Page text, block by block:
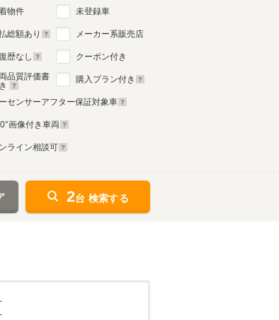
物件
総額あり
歴なし
品質評価書
未登録車
メーカー系販売店
クーポン付き
購入プラン付き
センサーアフター保証対象車
°画像付き車両
ライン相談可
2台 検索する